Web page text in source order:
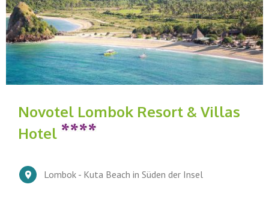
Novotel Lombok Resort & Villas
Hotel
Lombok - Kuta Beach in Süden der Insel